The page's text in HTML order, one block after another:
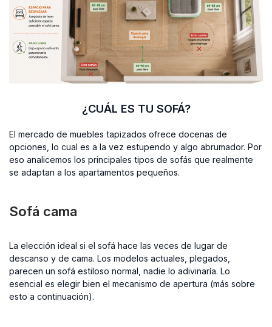
¿CUÁL ES TU SOFÁ?
El mercado de muebles tapizados ofrece docenas de
opciones, lo cual es a la vez estupendo y algo abrumador. Por
eso analicemos los principales tipos de sofás que realmente
se adaptan a los apartamentos pequeños.
Sofá cama
La elección ideal si el sofá hace las veces de lugar de
descanso y de cama. Los modelos actuales, plegados,
parecen un sofá estiloso normal, nadie lo adivinaría. Lo
esencial es elegir bien el mecanismo de apertura (más sobre
esto a continuación).